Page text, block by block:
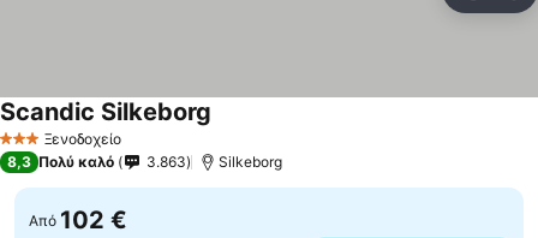
3 ΑστέριαΞενοδοχείο
Scandic Silkeborg
8,3 Πολύ καλό 3.863 Silkeborg
Από 102 €